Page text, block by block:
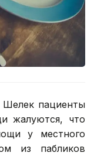
пациенты
жалуются, что
у местного
из пабликов